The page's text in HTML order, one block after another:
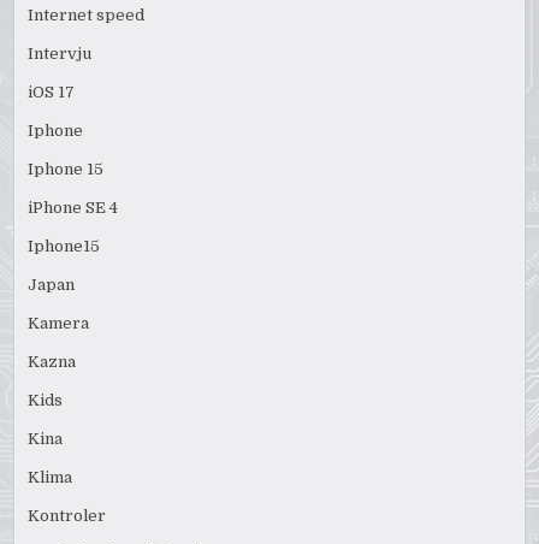
Internet speed
Intervju
iOS 17
Iphone
Iphone 15
iPhone SE 4
Iphone15
Japan
Kamera
Kazna
Kids
Kina
Klima
Kontroler